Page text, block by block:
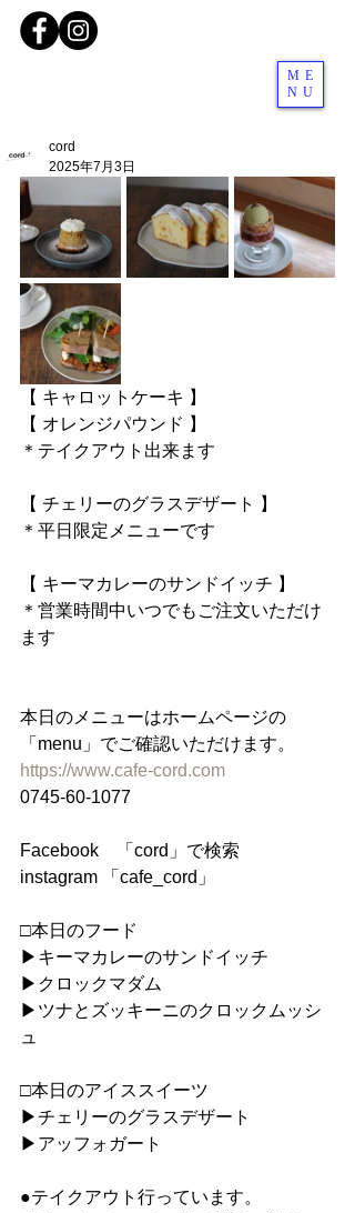
ME
NU
cord
2025年7月3日
【 キャロットケーキ 】
【 オレンジパウンド 】
＊テイクアウト出来ます
【 チェリーのグラスデザート 】
＊平日限定メニューです
【 キーマカレーのサンドイッチ 】
＊営業時間中いつでもご注文いただけ
ます
本日のメニューはホームページの
「menu」でご確認いただけます。
https://www.cafe-cord.com
0745-60-1077
Facebook　「cord」で検索
instagram 「cafe_cord」
□本日のフード
▶︎キーマカレーのサンドイッチ
▶︎クロックマダム
▶︎ツナとズッキーニのクロックムッシ
ュ
□本日のアイススイーツ
▶︎チェリーのグラスデザート
▶︎アッフォガート
●テイクアウト行っています。